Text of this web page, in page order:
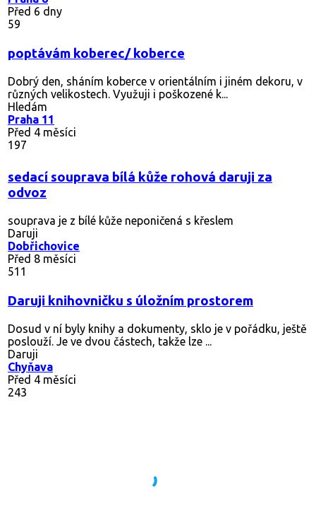
Před 6 dny
59
poptávám koberec/ koberce
Dobrý den, sháním koberce v orientálním i jiném dekoru, v
různých velikostech. Využuji i poškozené k...
Hledám
Praha 11
Před 4 měsíci
197
sedací souprava bílá kůže rohová daruji za
odvoz
souprava je z bílé kůže neponičená s křeslem
Daruji
Dobřichovice
Před 8 měsíci
511
Daruji knihovničku s úložním prostorem
Dosud v ní byly knihy a dokumenty, sklo je v pořádku, ještě
poslouží. Je ve dvou částech, takže lze ...
Daruji
Chyňava
Před 4 měsíci
243